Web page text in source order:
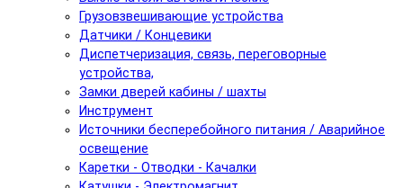
Грузовзвешивающие устройства
Датчики / Концевики
Диспетчеризация, связь, переговорные
устройства,
Замки дверей кабины / шахты
Инструмент
Источники бесперебойного питания / Аварийное
освещение
Каретки - Отводки - Качалки